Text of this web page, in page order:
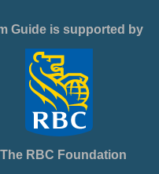
Guide is supported by
RBC Foundation